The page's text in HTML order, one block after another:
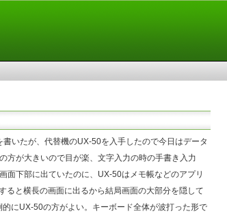
いたが、代替機のUX-50を入手したので今日はデータ
方が大きいので目が楽、文字入力の時の手書き入力
面下部に出ていたのに、UX-50はメモ帳などのアプリ
ると横長の画面に出るから結局画面の大部分を隠して
にUX-50の方がよい。キーボード全体が波打った形で